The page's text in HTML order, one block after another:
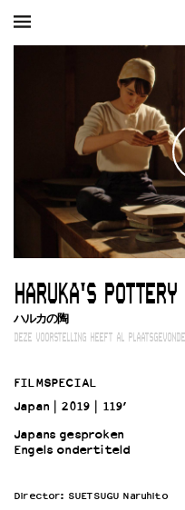
MUZIEK
Winkelmandje
Zoek
PLAN JE BEZOEK
Openingstijden & contact
Bereikbaarheid
Kaartverkoop
EDUCATIE
Schoolvoorstellingen
Filmprogramma’s Primair
Speciale
OVER LANTARENVENSTER
Werken bij
HARUKA'S POTTERY
ハルカの陶
DEZE VOORSTELLING HEEFT AL
FILMSPECIAL
Japan
2019
119’
Japans gesproken
Engels ondertiteld
Director: SUETSUGU Naruhito